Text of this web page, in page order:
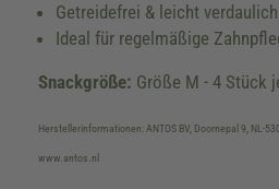
Getreidefrei & leicht verdaulich
Ideal für regelmäßige
Snackgröße: Größe M - 4 Stück
Herstellerinformationen: ANTOS BV, Doornepal 9, NL-
www.antos.nl